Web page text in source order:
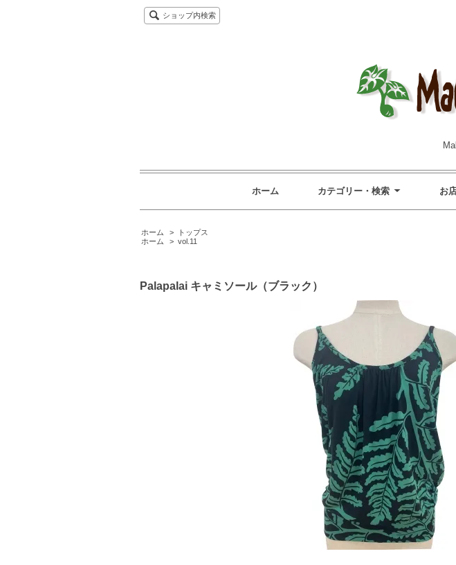
ショップ内検索
ホーム カテゴリー・検索 お
ホーム >
トップス
ホーム
> vol.11
Palapalai キャミソール（ブラック）